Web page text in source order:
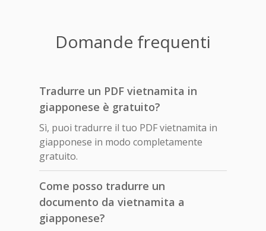
Domande frequenti
Tradurre un PDF vietnamita in
giapponese è gratuito?
Sì, puoi tradurre il tuo PDF vietnamita in
giapponese in modo completamente
gratuito.
Come posso tradurre un
documento da vietnamita a
giapponese?